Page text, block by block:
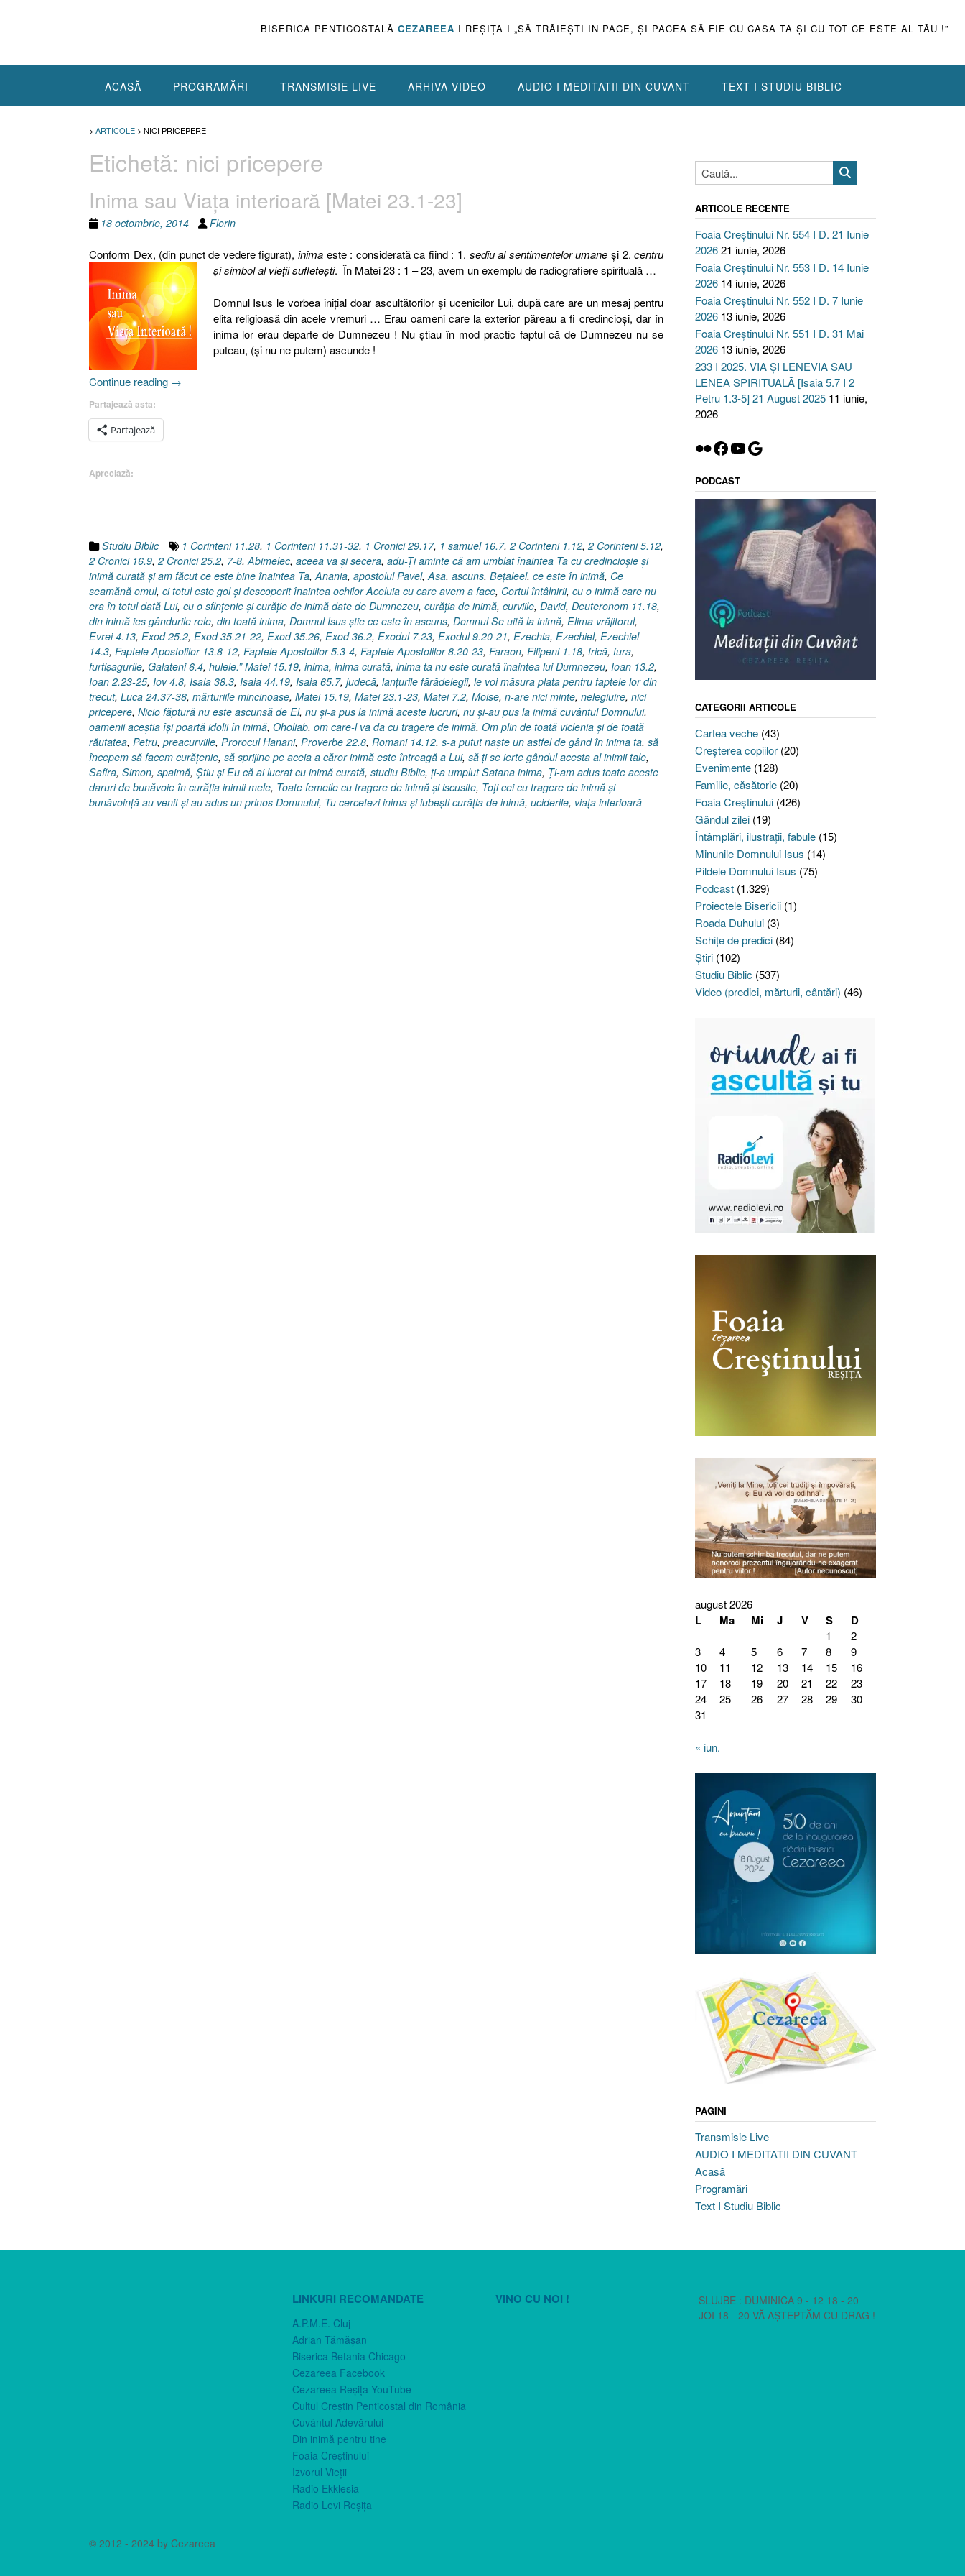
BISERICA PENTICOSTALĂ CEZAREEA I REŞIŢA I „SĂ TRĂIEŞTI ÎN PACE, ŞI PACEA SĂ FIE CU CASA TA ŞI CU TOT CE ESTE AL TĂU !”
ACASĂ PROGRAMĂRI TRANSMISIE LIVE ARHIVA VIDEO AUDIO I MEDITATII DIN CUVANT TEXT I STUDIU BIBLIC
> ARTICOLE > NICI PRICEPERE
Etichetă: nici pricepere
Inima sau Viaţa interioară [Matei 23.1-23]
18 octombrie, 2014 Florin
Conform Dex, (din punct de vedere figurat),inima este : considerată ca fiind : 1. sediu al sentimentelor umane şi 2.centru
şi simbol al vieţii sufleteşti. În Matei 23 : 1 – 23, avem un exemplu de radiografiere spirituală …
Domnul Isus le vorbea iniţial doar ascultătorilor şi ucenicilor Lui, după care are un mesaj pentru
elita religioasă din acele vremuri … Erau oameni care la exterior păreau a fi credincioşi, dar în
inima lor erau departe de Dumnezeu ! Nu ştiau în mod practic faptul că de Dumnezeu nu se
puteau, (şi nu ne putem) ascunde !
Continue reading „Inima
→
Partajează asta:
Partajează
Apreciază:
Studiu Biblic 1 Corinteni 11.28, 1 Corinteni 11.31-32, 1 Cronici 29.17, 1 samuel 16.7, 2 Corinteni 1.12, 2 Corinteni 5.12,
2 Cronici 16.9, 2 Cronici 25.2, 7-8,Abimelec, aceea va şi secera, adu-Ţi aminte că am umblat înaintea Ta cu credincioşie şi
inimă curată şi am făcut ce este bine înaintea Ta,Anania, apostolul Pavel,Asa, ascuns, Beţaleel, ce este în inimă, Ce
seamănă omul, ci totul este gol şi descoperit înaintea ochilor Aceluia cu care avem a face, Cortul întâlnirii, cu o inimă care nu
era în totul dată Lui, cu o sfinţenie şi curăţie de inimă date de Dumnezeu, curăţia de inimă, curviile, David, Deuteronom 11.18,
din inimă ies gândurile rele, din toată inima, Domnul Isus ştie ce este în ascuns, Domnul Se uită la inimă, Elima vrăjitorul,
Evrei 4.13, Exod 25.2, Exod 35.21-22, Exod 35.26, Exod 36.2, Exodul 7.23, Exodul 9.20-21, Ezechia, Ezechiel, Ezechiel
14.3, Faptele Apostolilor 13.8-12, Faptele Apostolilor 5.3-4, Faptele Apostolilor 8.20-23, Faraon, Filipeni 1.18, frică, fura,
furtişagurile, Galateni 6.4, hulele.” Matei 15.19, inima, inima curată, inima ta nu este curată înaintea lui Dumnezeu, Ioan 13.2,
Ioan 2.23-25, Iov 4.8, Isaia 38.3, Isaia 44.19, Isaia 65.7, judecă, lanţurile fărădelegii, le voi măsura plata pentru faptele lor din
trecut, Luca 24.37-38, mărturiile mincinoase, Matei 15.19, Matei 23.1-23, Matei 7.2, Moise, n-are nici minte, nelegiuire, nici
pricepere, Nicio făptură nu este ascunsă de El, nu şi-a pus la inimă aceste lucruri, nu şi-au pus la inimă cuvântul Domnului,
oamenii aceştia îşi poartă idolii în inimă, Oholiab, om care-l va da cu tragere de inimă, Om plin de toată viclenia şi de toată
răutatea, Petru, preacurviile, Prorocul Hanani, Proverbe 22.8, Romani 14.12, s-a putut naşte un astfel de gând în inima ta, să
începem să facem curăţenie, să sprijine pe aceia a căror inimă este întreagă a Lui, să ţi se ierte gândul acesta al inimii tale,
Safira, Simon, spaimă, Ştiu şi Eu că ai lucrat cu inimă curată, studiu Biblic, ţi-a umplut Satana inima, Ţi-am adus toate aceste
daruri de bunăvoie în curăţia inimii mele, Toate femeile cu tragere de inimă şi iscusite, Toţi cei cu tragere de inimă şi
bunăvoinţă au venit şi au adus un prinos Domnului, Tu cercetezi inima şi iubeşti curăţia de inimă, uciderile, viaţa interioară
ARTICOLE RECENTE
Foaia Creștinului Nr. 554 I D. 21 Iunie
202621 iunie, 2026
Foaia Creștinului Nr. 553 I D. 14 Iunie
2026 14 iunie, 2026
Foaia Creștinului Nr. 552 I D. 7 Iunie
2026 13 iunie, 2026
Foaia Creștinului Nr. 551 I D. 31 Mai
2026 13 iunie, 2026
233 I 2025. VIA ȘI LENEVIA SAU
LENEA SPIRITUALĂ [Isaia 5.7 I 2
Petru 1.3-5] 21 August 2025 11 iunie,
2026
Flickr
Facebook
YouTube
Google
PODCAST
CATEGORII ARTICOLE
Cartea veche(43)
Creşterea copiilor(20)
Evenimente(128)
Familie, căsătorie(20)
Foaia Creştinului(426)
Gândul zilei(19)
Întâmplări, ilustraţii, fabule(15)
Minunile Domnului Isus (14)
Pildele Domnului Isus (75)
Podcast(1.329)
Proiectele Bisericii(1)
Roada Duhului(3)
Schiţe de predici(84)
Ştiri(102)
Studiu Biblic (537)
Video (predici, mărturii, cântări) (46)
august 2026
L Ma Mi J V S D
1
2
3
4 5 6 7 8
9
10
11 12 13 14 15
16
17
18 19 20 21 22
23
24
25 26 27 28 29
30
31
« iun.
PAGINI
Transmisie Live
AUDIO I MEDITATII DIN CUVANT
Acasă
Programări
Text I Studiu Biblic
LINKURI RECOMANDATE
A.P.M.E. Cluj
Adrian Tămăşan
Biserica Betania Chicago
Cezareea Facebook
Cezareea Reşiţa YouTube
Cultul Creştin Penticostal din România
Cuvântul Adevărului
Din inimă pentru tine
Foaia Creştinului
Izvorul Vieţii
Radio Ekklesia
Radio Levi Reşiţa
VINO CU NOI !
SLUJBE : DUMINICA 9 - 12 18 - 20
JOI 18 - 20 VĂ AȘTEPTĂM CU DRAG !
© 2012 - 2024 by Cezareea